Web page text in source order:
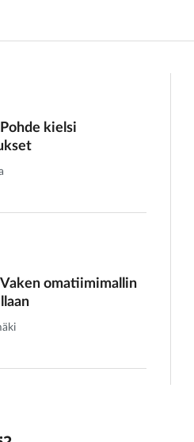
Pohde kielsi
Vaken omatiimimallin